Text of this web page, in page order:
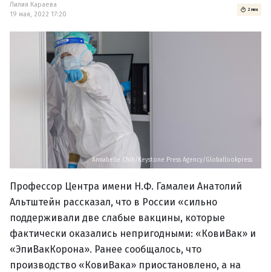
Лилия Караева
19 мая, 2022 17:20
2 мин
Annabelle Chih/Keystone Press Agency/Globallookpress
Профессор Центра имени Н.Ф. Гамалеи Анатолий
Альтштейн рассказал, что в России «сильно
поддерживали две слабые вакцины, которые
фактически оказались непригодными: «КовиВак» и
«ЭпиВакКорона». Ранее сообщалось, что
производство «КовиВака» приостановлено, а на